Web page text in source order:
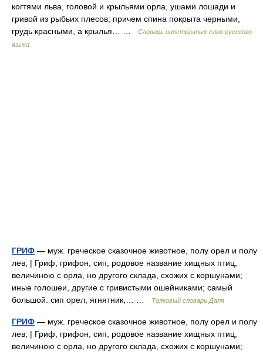
когтями льва, головой и крыльями орла, ушами лошади и
гривой из рыбьих плесов; причем спина покрыта черными,
грудь красными, а крылья… …
Словарь иностранных слов русского
языка
ГРИФ — муж. греческое сказочное животное, полу орел и полу
лев; | Гриф, грифон, сип, родовое название хищных птиц,
величиною с орла, но другого склада, схожих с коршунами;
иные голошеи, другие с гривистыми ошейниками; самый
большой: сип орел, ягнятник,… …
Толковый словарь Даля
ГРИФ — муж. греческое сказочное животное, полу орел и полу
лев; | Гриф, грифон, сип, родовое название хищных птиц,
величиною с орла, но другого склада, схожих с коршунами;